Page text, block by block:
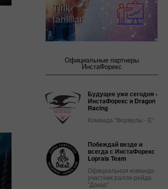
Tirik
tahlillar
Официальные партнеры
ИнстаФорекс
Будущее уже сегодня -
ИнстаФорекс и Dragon
Racing
Команда "Формулы - Е"
Побеждай везде и
всегда с ИнстаФорекс
Loprais Team
Официальная команда-
участник ралли-рейда
"Дакар"